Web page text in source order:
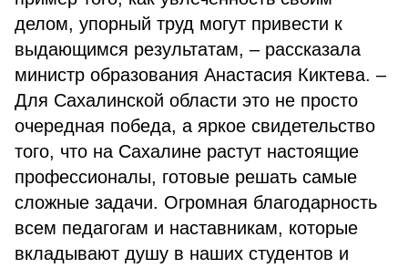
делом, упорный труд могут привести к
выдающимся результатам, – рассказала
министр образования Анастасия Киктева. –
Для Сахалинской области это не просто
очередная победа, а яркое свидетельство
того, что на Сахалине растут настоящие
профессионалы, готовые решать самые
сложные задачи. Огромная благодарность
всем педагогам и наставникам, которые
вкладывают душу в наших студентов и